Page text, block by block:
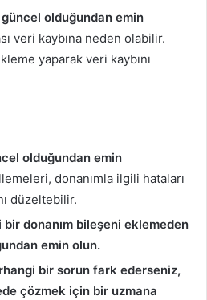
olduğundan emin
veri kaybına neden olabilir.
yaparak veri kaybını
olduğundan emin
donanımla ilgili hataları
düzeltebilir.
bir donanım bileşeni eklemeden
emin olun.
bir sorun fark ederseniz,
çözmek için bir uzmana